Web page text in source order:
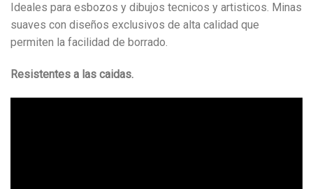
Ideales para esbozos y dibujos tecnicos y artisticos. Minas
suaves con diseños exclusivos de alta calidad que
permiten la facilidad de borrado.
Resistentes a las caidas.